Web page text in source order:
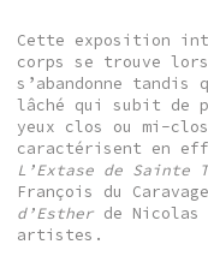
Cette exposition
corps se trouve
s’abandonne tandis
lâché qui subit de
yeux clos ou mi-
caractérisent en
L’Extase de Sainte
François du
d’Esther de Nicolas
artistes.